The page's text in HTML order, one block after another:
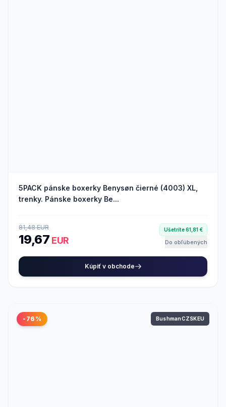
5PACK pánske boxerky Benysøn čierné (4003) XL,
trenky. Pánske boxerky Be...
81,48 EUR
19,67 EUR
Ušetríte 61,81 €
Do obľúbených
Kúpiť v obchode
-76% BushmanCZSKEU